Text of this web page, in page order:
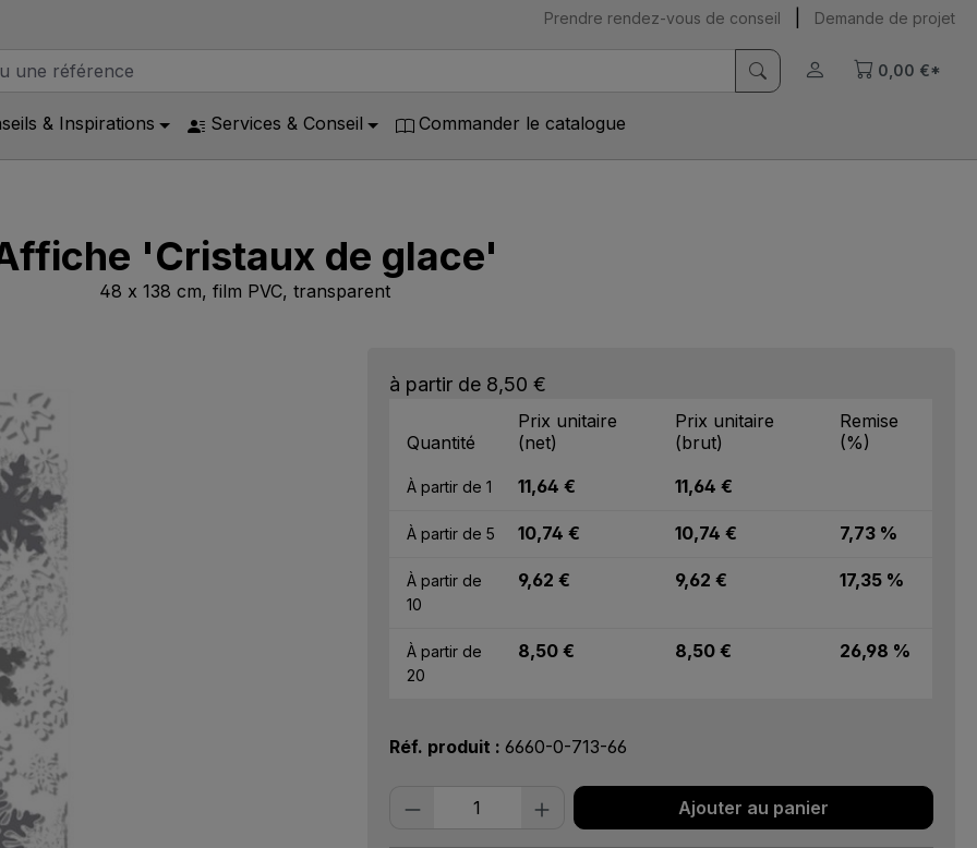
Prendre rendez-vous de conseil Demande de projet
0,00 €*
& Inspirations Services & Conseil Commander le catalogue
'Cristaux de glace'
48 x 138 cm, film PVC, transparent
à partir de 8,50 €
Quantité
Prix unitaire
(net)
Prix unitaire
(brut)
Remise
(%)
À partir de1 11,64 € 11,64 €
À partir de5 10,74 € 10,74 € 7,73 %
À partir de
10
9,62 € 9,62 € 17,35 %
À partir de
20
8,50 € 8,50 € 26,98 %
Réf. produit :6660-0-713-66
Quantité de produit : Entrez la quantité
Ajouter au panier